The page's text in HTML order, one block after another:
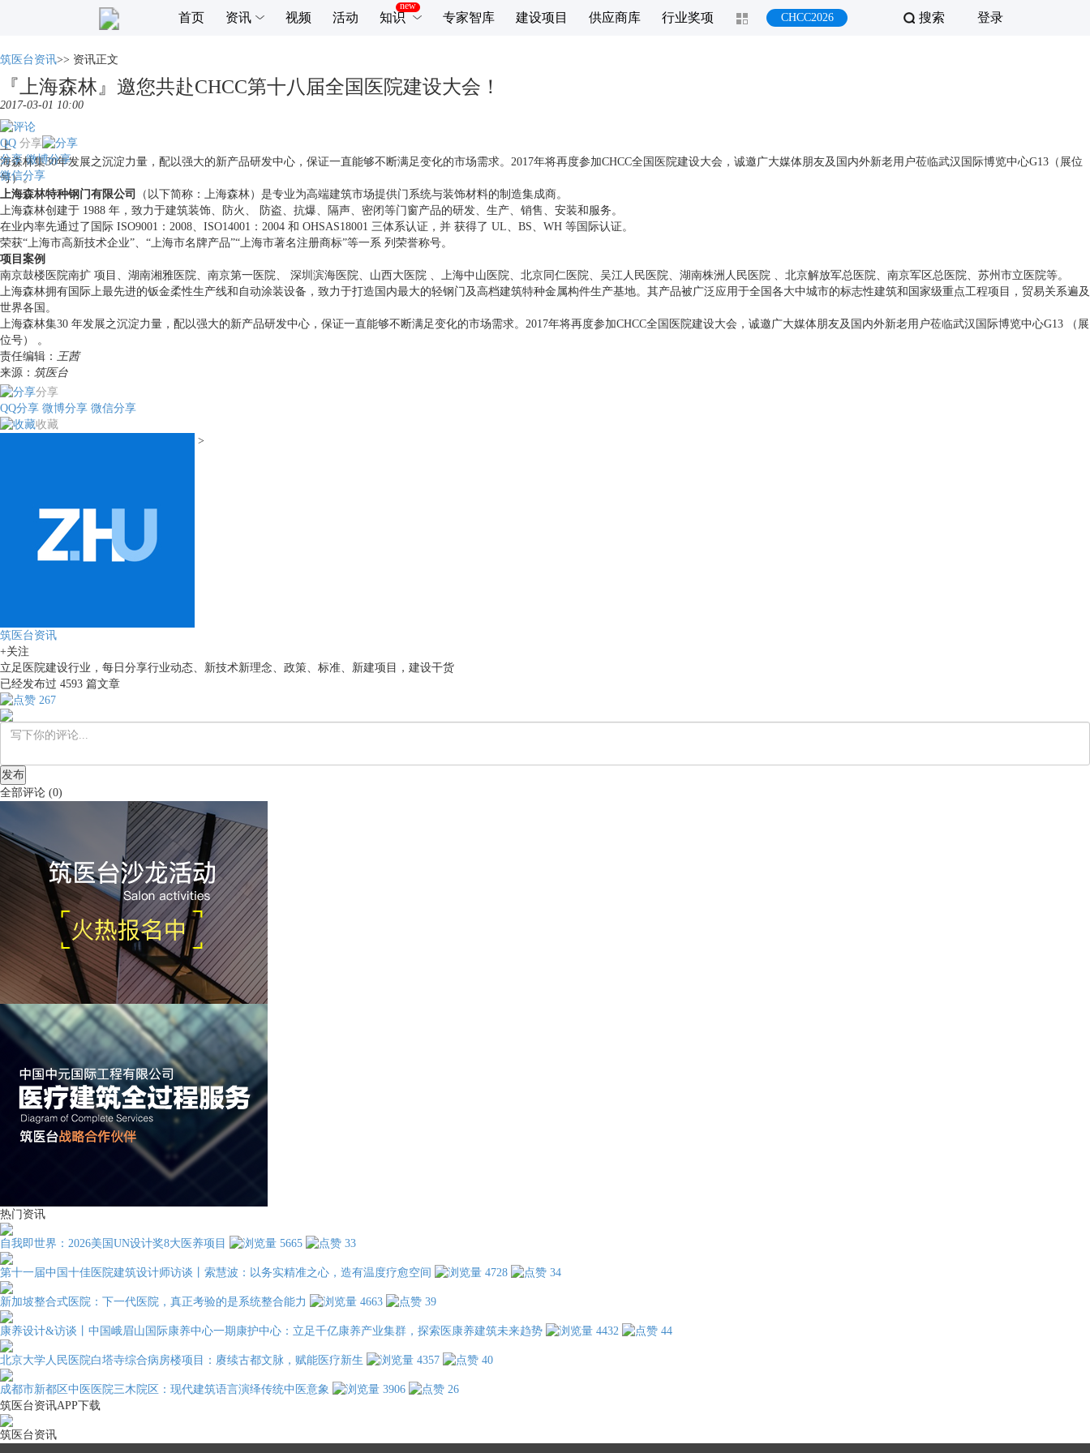
登录
搜索
首页 资讯 视频 活动 知识 专家智库 建设项目 供应商库 行业奖项 CHCC2026
筑医台资讯>> 资讯正文
『上海森林』邀您共赴CHCC第十八届全国医院建设大会！
2017-03-01 10:00
分享
QQ
分享 微博分享
微信分享
上
海森林集30年发展之沉淀力量，配以强大的新产品研发中心，保证一直能够不断满足变化的市场需求。2017年将再度参加CHCC全国医院建设大会，诚邀广大媒体朋友及国内外新老用户莅临武汉国际博览中心G13（展位
号）。
上海森林特种钢门有限公司
（以下简称：上海森林）是专业为高端建筑市场提供门系统与装饰材料的制造集成商。
上海森林创建于 1988 年，致力于建筑装饰、防火、 防盗、抗爆、隔声、密闭等门窗产品的研发、生产、销售、安装和服务。
在业内率先通过了国际 ISO9001：2008、ISO14001：2004 和 OHSAS18001 三体系认证，并 获得了 UL、BS、WH 等国际认证。
荣获“上海市高新技术企业”、“上海市名牌产品”“上海市著名注册商标”等一系 列荣誉称号。
项目案例
南京鼓楼医院南扩 项目、湖南湘雅医院、南京第一医院、 深圳滨海医院、山西大医院 、上海中山医院、北京同仁医院、吴江人民医院、湖南株洲人民医院 、北京解放军总医院、南京军区总医院、苏州市立医院等。
上海森林拥有国际上最先进的钣金柔性生产线和自动涂装设备，致力于打造国内最大的轻钢门及高档建筑特种金属构件生产基地。其产品被广泛应用于全国各大中城市的标志性建筑和国家级重点工程项目，贸易关系遍及
世界各国。
上海森林集30 年发展之沉淀力量，配以强大的新产品研发中心，保证一直能够不断满足变化的市场需求。2017年将再度参加CHCC全国医院建设大会，诚邀广大媒体朋友及国内外新老用户莅临武汉国际博览中心G13 （展
位号） 。
责任编辑： 王茜
来源： 筑医台
分享
QQ分享 微博分享 微信分享
收藏
>
筑医台资讯
+关注
立足医院建设行业，每日分享行业动态、新技术新理念、政策、标准、新建项目，建设干货
已经发布过 4593 篇文章
267
发布
全部评论 (0)
热门资讯
自我即世界：2026美国UN设计奖8大医养项目 5665 33
第十一届中国十佳医院建筑设计师访谈丨索慧波：以务实精准之心，造有温度疗愈空间 4728 34
新加坡整合式医院：下一代医院，真正考验的是系统整合能力 4663 39
康养设计&访谈丨中国峨眉山国际康养中心一期康护中心：立足千亿康养产业集群，探索医康养建筑未来趋势 4432 44
北京大学人民医院白塔寺综合病房楼项目：赓续古都文脉，赋能医疗新生 4357 40
成都市新都区中医医院三木院区：现代建筑语言演绎传统中医意象 3906
26
筑医台资讯APP下载
筑医台资讯